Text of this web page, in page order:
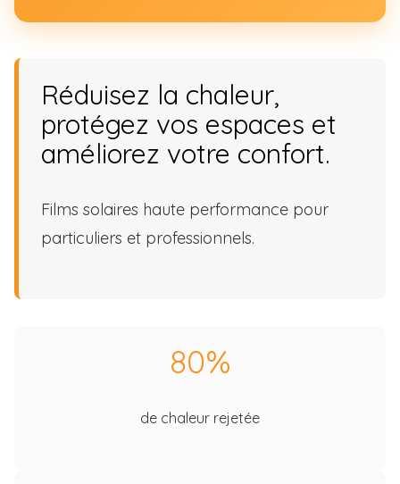
Réduisez la chaleur,
protégez vos espaces et
améliorez votre confort.
Films solaires haute performance pour
particuliers et professionnels.
80%
de chaleur rejetée